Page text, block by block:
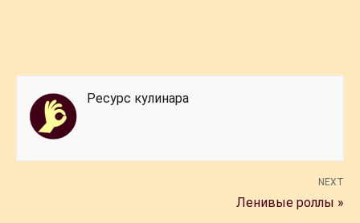
Ресурс кулинара
NEXT
Ленивые роллы »